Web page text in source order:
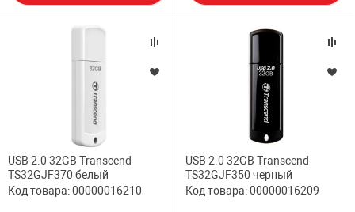
CARD RIDER
НАБОР ДЛЯ
ТЕХНИКА
USB 2.0 32GB Transcend
TS32GJF370 белый
Код товара: 00000016210
USB 2.0 32GB Transcend
TS32GJF350 черный
Код товара: 00000016209